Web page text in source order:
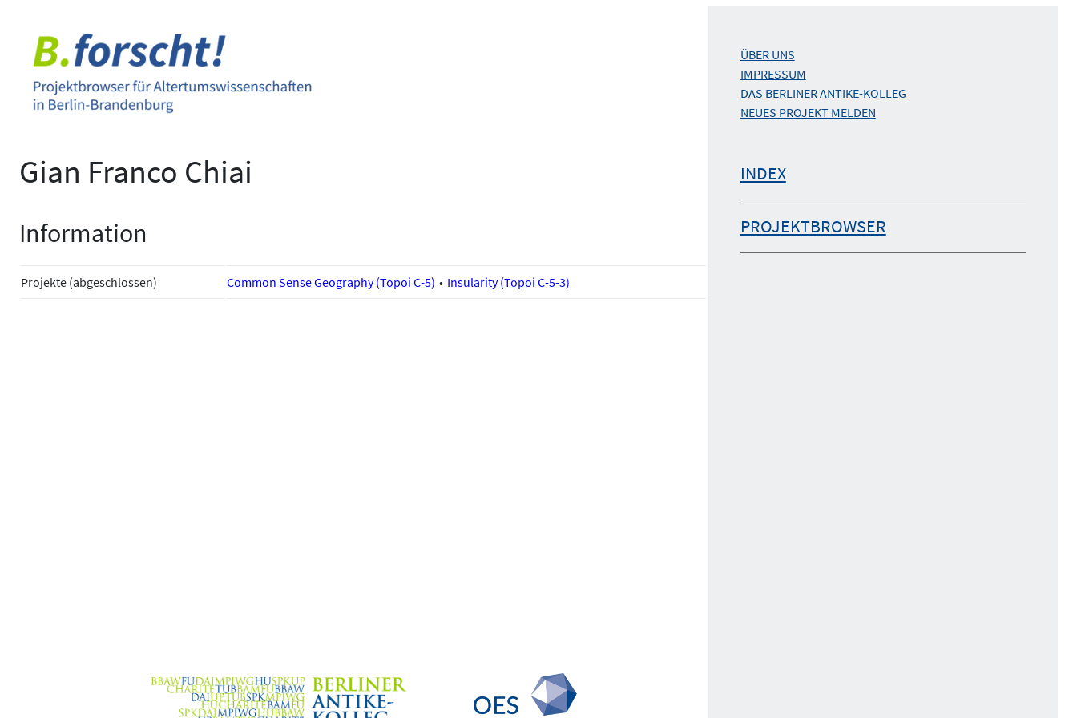
springen
Gian Franco Chiai
Information
Projekte (abgeschlossen) Common Sense Geography (Topoi C-5) Insularity (Topoi C-5-3)
ÜBER UNS
IMPRESSUM
DAS BERLINER ANTIKE-KOLLEG
NEUES PROJEKT MELDEN
INDEX
PROJEKTBROWSER